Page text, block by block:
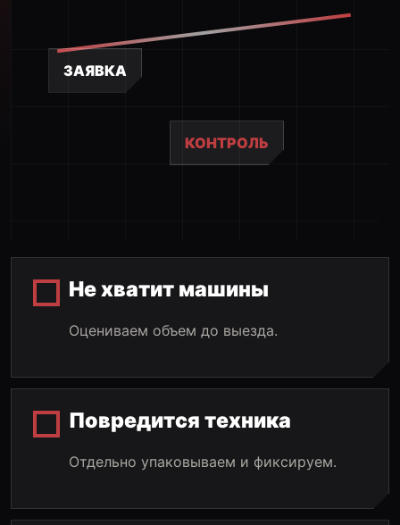
ЗАЯВКА
КОНТРОЛЬ
Не хватит машины
Оцениваем объем до выезда.
Повредится техника
Отдельно упаковываем и фиксируем.